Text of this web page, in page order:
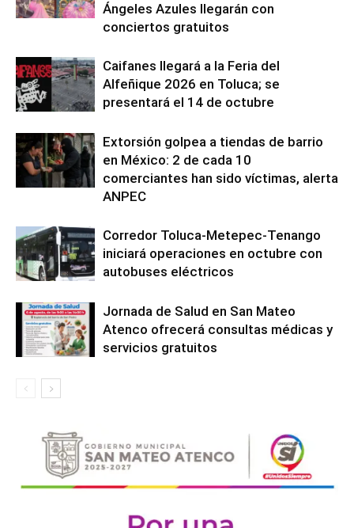
Ángeles Azules llegarán con
conciertos gratuitos
Caifanes llegará a la Feria del
Alfeñique 2026 en Toluca; se
presentará el 14 de octubre
Extorsión golpea a tiendas de barrio
en México: 2 de cada 10
comerciantes han sido víctimas, alerta
ANPEC
Corredor Toluca-Metepec-Tenango
iniciará operaciones en octubre con
autobuses eléctricos
Jornada de Salud en San Mateo
Atenco ofrecerá consultas médicas y
servicios gratuitos